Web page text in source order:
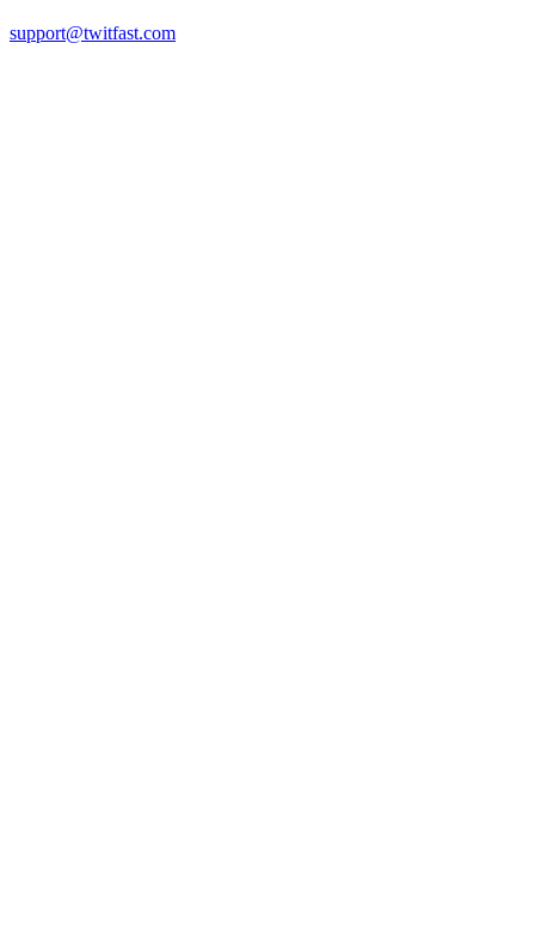
support@twitfast.com